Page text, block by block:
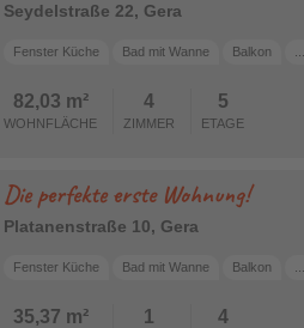
Seydelstraße 22, Gera
Fenster Küche Bad mit Wanne Balkon
82,03 m²
WOHNFLÄCHE
4
ZIMMER
5
ETAGE
Die perfekte erste Wohnung!
Platanenstraße 10, Gera
Fenster Küche Bad mit Wanne Balkon
35,37 m² 1 4